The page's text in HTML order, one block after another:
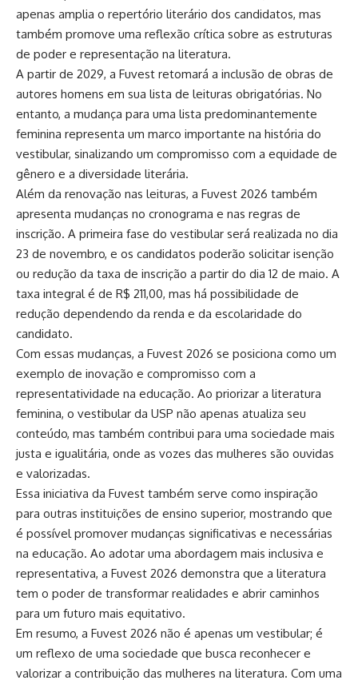
apenas amplia o repertório literário dos candidatos, mas
também promove uma reflexão crítica sobre as estruturas
de poder e representação na literatura.
A partir de 2029, a Fuvest retomará a inclusão de obras de
autores homens em sua lista de leituras obrigatórias. No
entanto, a mudança para uma lista predominantemente
feminina representa um marco importante na história do
vestibular, sinalizando um compromisso com a equidade de
gênero e a diversidade literária.
Além da renovação nas leituras, a Fuvest 2026 também
apresenta mudanças no cronograma e nas regras de
inscrição. A primeira fase do vestibular será realizada no dia
23 de novembro, e os candidatos poderão solicitar isenção
ou redução da taxa de inscrição a partir do dia 12 de maio. A
taxa integral é de R$ 211,00, mas há possibilidade de
redução dependendo da renda e da escolaridade do
candidato.
Com essas mudanças, a Fuvest 2026 se posiciona como um
exemplo de inovação e compromisso com a
representatividade na educação. Ao priorizar a literatura
feminina, o vestibular da USP não apenas atualiza seu
conteúdo, mas também contribui para uma sociedade mais
justa e igualitária, onde as vozes das mulheres são ouvidas
e valorizadas.
Essa iniciativa da Fuvest também serve como inspiração
para outras instituições de ensino superior, mostrando que
é possível promover mudanças significativas e necessárias
na educação. Ao adotar uma abordagem mais inclusiva e
representativa, a Fuvest 2026 demonstra que a literatura
tem o poder de transformar realidades e abrir caminhos
para um futuro mais equitativo.
Em resumo, a Fuvest 2026 não é apenas um vestibular; é
um reflexo de uma sociedade que busca reconhecer e
valorizar a contribuição das mulheres na literatura. Com uma